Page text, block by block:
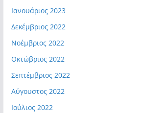
Ιανουάριος 2023
Δεκέμβριος 2022
Νοέμβριος 2022
Οκτώβριος 2022
Σεπτέμβριος 2022
Αύγουστος 2022
Ιούλιος 2022